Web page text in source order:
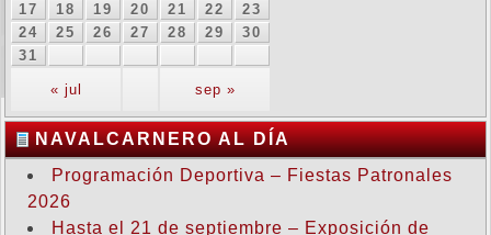
« jul sep »
17
18 19 20 21 22
23
24
25 26 27 28 29
30
31
NAVALCARNERO AL DÍA
Programación Deportiva – Fiestas Patronales
2026
Hasta el 21 de septiembre – Exposición de